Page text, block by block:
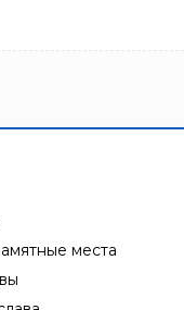
места